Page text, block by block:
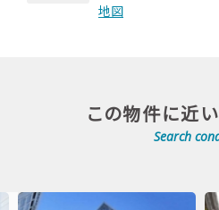
地図
この物件に近
Search